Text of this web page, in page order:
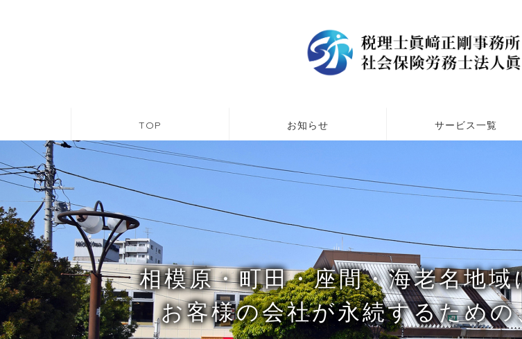
TOP お知らせ サービス一覧
相模原・町田・座間・海老名地
お客様の会社が永続するため